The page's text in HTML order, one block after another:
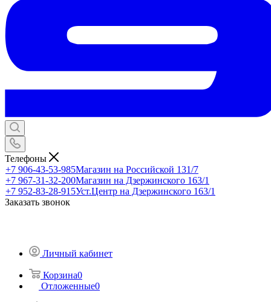
Телефоны
+7 906-43-53-985Магазин на Российской 131/7
+7 967-31-32-200Магазин на Дзержинского 163/1
+7 952-83-28-915Уст.Центр на Дзержинского 163/1
Заказать звонок
Личный кабинет
Корзина0
Отложенные0